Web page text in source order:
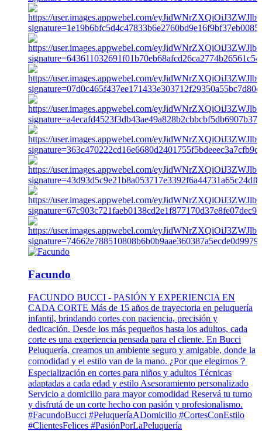
Facundo
FACUNDO BUCCI - PASIÓN Y EXPERIENCIA EN
CADA CORTE Más de 15 años de trayectoria en peluquería
infantil, brindando cortes con paciencia, precisión y
dedicación. Desde los más pequeños hasta los adultos, cada
corte es una experiencia pensada para el cliente. En Bucci
Peluquería, creamos un ambiente seguro y amigable, donde la
comodidad y el estilo van de la mano. ¿Por que elegirnos？
Especialización en cortes para niños y adultos Técnicas
adaptadas a cada edad y estilo Asesoramiento personalizado
Servicio a domicilio para mayor comodidad Reservá tu turno
y disfrutá de un corte hecho con pasión y profesionalismo.
#FacundoBucci #PeluqueríaADomicilio #CortesConEstilo
#ClientesFelices #PasiónPorLaPeluquería